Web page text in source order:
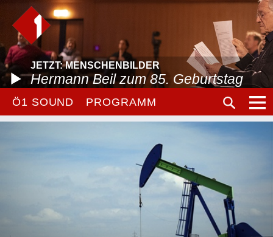
JETZT: MENSCHENBILDER
Hermann Beil zum 85. Geburtstag
Ö1 SOUND PROGRAMM